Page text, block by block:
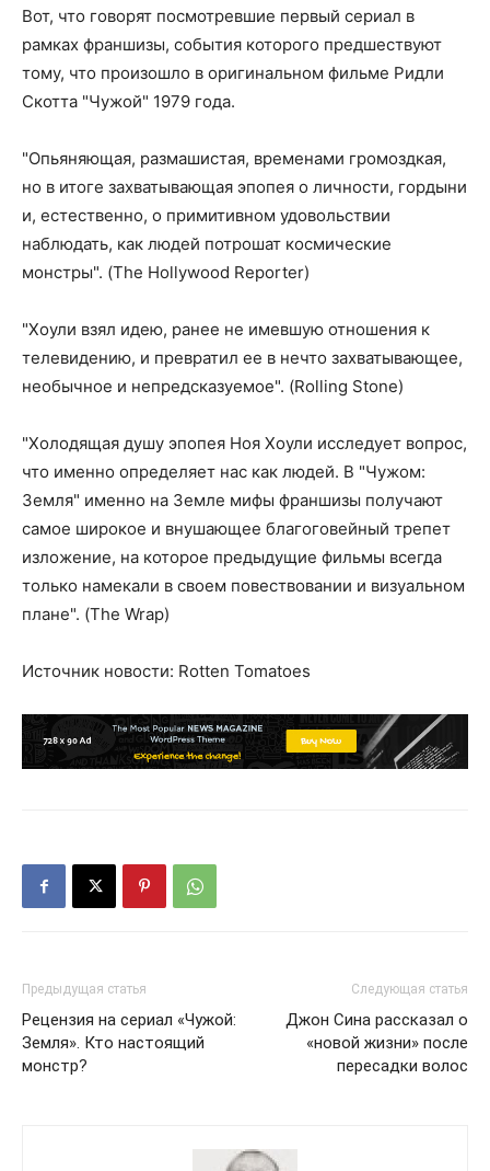
Вот, что говорят посмотревшие первый сериал в
рамках франшизы, события которого предшествуют
тому, что произошло в оригинальном фильме Ридли
Скотта "Чужой" 1979 года.
"Опьяняющая, размашистая, временами громоздкая,
но в итоге захватывающая эпопея о личности, гордыни
и, естественно, о примитивном удовольствии
наблюдать, как людей потрошат космические
монстры". (The Hollywood Reporter)
"Хоули взял идею, ранее не имевшую отношения к
телевидению, и превратил ее в нечто захватывающее,
необычное и непредсказуемое". (Rolling Stone)
"Холодящая душу эпопея Ноя Хоули исследует вопрос,
что именно определяет нас как людей. В "Чужом:
Земля" именно на Земле мифы франшизы получают
самое широкое и внушающее благоговейный трепет
изложение, на которое предыдущие фильмы всегда
только намекали в своем повествовании и визуальном
плане". (The Wrap)
Источник новости: Rotten Tomatoes
Предыдущая статья
Рецензия на сериал «Чужой:
Земля». Кто настоящий
монстр?
Следующая статья
Джон Сина рассказал о
«новой жизни» после
пересадки волос